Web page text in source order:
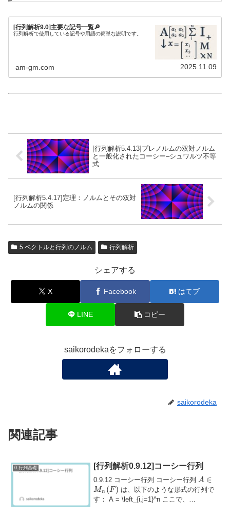
[行列解析9.0]主要な記号一覧🔎
行列解析で使用している記号や用語の簡単な説明です。
am-gm.com 2025.11.09
[行列解析5.4.13]プレノルムの双対ノルム
と一般化されたコーシー–シュワルツ不等
式
[行列解析5.4.17]定理：ノルムとその双対
ノルムの関係
5.ベクトルと行列のノルム 行列解析
シェアする
X Facebook はてブ
LINE コピー
saikorodekaをフォローする
saikorodeka
関連記事
0.行列基礎 [行列解析0.9.12]コーシー行列
0.9.12 コーシー行列 コーシー行列 A \in
M_n(F)
A ∈
Mn ( F ) は、以下のような形式の行列で
す： A = \left_{i,j=1}^n ここで、 a_1,